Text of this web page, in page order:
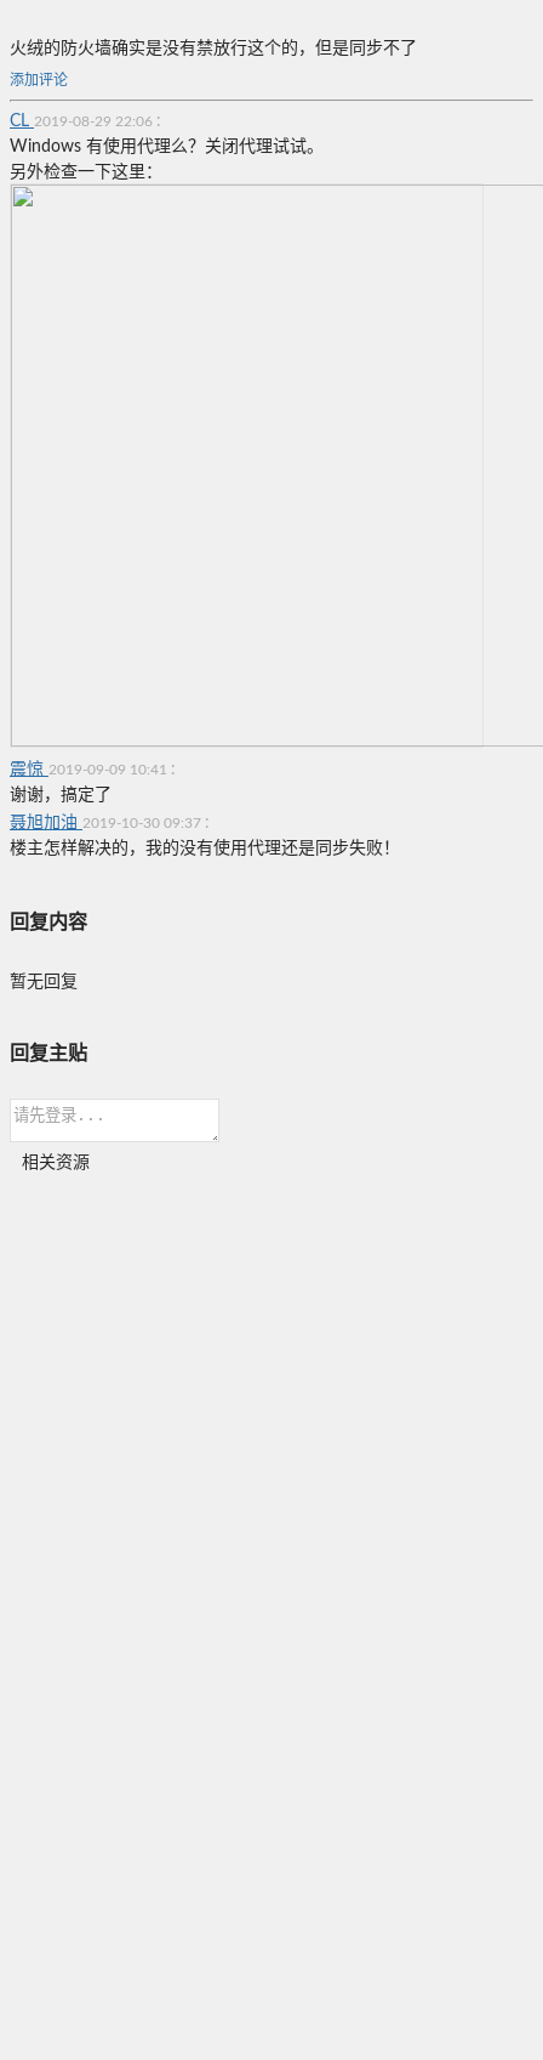
火绒的防火墙确实是没有禁放行这个的，但是同步不了
添加评论
CL 2019-08-29 22:06 :
Windows 有使用代理么？关闭代理试试。
另外检查一下这里：
震惊 2019-09-09 10:41 :
谢谢，搞定了
聂旭加油 2019-10-30 09:37 :
楼主怎样解决的，我的没有使用代理还是同步失败！
回复内容
暂无回复
回复主贴
相关资源